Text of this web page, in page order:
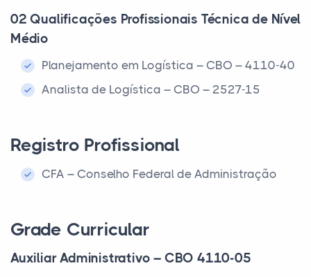
02 Qualificações Profissionais Técnica de Nível
Médio
Planejamento em Logística – CBO – 4110-40
Analista de Logística – CBO – 2527-15
Registro Profissional
CFA – Conselho Federal de Administração
Grade Curricular
Auxiliar Administrativo – CBO 4110-05